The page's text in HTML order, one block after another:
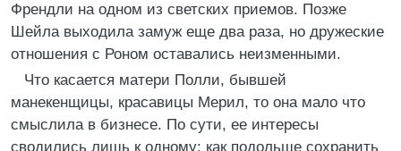
Френдли на одном из светских приемов. Позже
Шейла выходила замуж еще два раза, но дружеские
отношения с Роном оставались неизменными.
Что касается матери Полли, бывшей
манекенщицы, красавицы Мерил, то она мало что
смыслила в бизнесе. По сути, ее интересы
сводились лишь к одному: как подольше сохранить